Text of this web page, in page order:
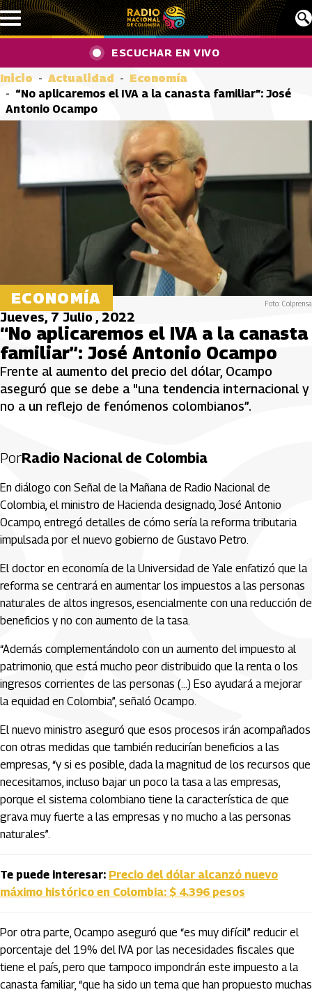
Pasar al contenido principal
ESCUCHAR EN VIVO
Inicio Actualidad
Economía
“No aplicaremos el IVA a la canasta familiar”: José
Antonio Ocampo
ECONOMÍA Foto: Colprensa
Jueves, 7 Julio , 2022
“No aplicaremos el IVA a la canasta
familiar”: José Antonio Ocampo
Frente al aumento del precio del dólar, Ocampo
aseguró que se debe a "una tendencia internacional y
no a un reflejo de fenómenos colombianos”.
PorRadio Nacional de Colombia
En diálogo con Señal de la Mañana de Radio Nacional de
Colombia, el ministro de Hacienda designado, José Antonio
Ocampo, entregó detalles de cómo sería la reforma tributaria
impulsada por el nuevo gobierno de Gustavo Petro.
El doctor en economía de la Universidad de Yale enfatizó que la
reforma se centrará en aumentar los impuestos a las personas
naturales de altos ingresos, esencialmente con una reducción de
beneficios y no con aumento de la tasa.
“Además complementándolo con un aumento del impuesto al
patrimonio, que está mucho peor distribuido que la renta o los
ingresos corrientes de las personas (…) Eso ayudará a mejorar
la equidad en Colombia”, señaló Ocampo.
El nuevo ministro aseguró que esos procesos irán acompañados
con otras medidas que también reducirían beneficios a las
empresas, “y si es posible, dada la magnitud de los recursos que
necesitamos, incluso bajar un poco la tasa a las empresas,
porque el sistema colombiano tiene la característica de que
grava muy fuerte a las empresas y no mucho a las personas
naturales”.
Te puede interesar: Precio del dólar alcanzó nuevo
máximo histórico en Colombia: $ 4.396 pesos
Por otra parte, Ocampo aseguró que “es muy difícil” reducir el
porcentaje del 19% del IVA por las necesidades fiscales que
tiene el país, pero que tampoco impondrán este impuesto a la
canasta familiar, “que ha sido un tema que han propuesto muchas